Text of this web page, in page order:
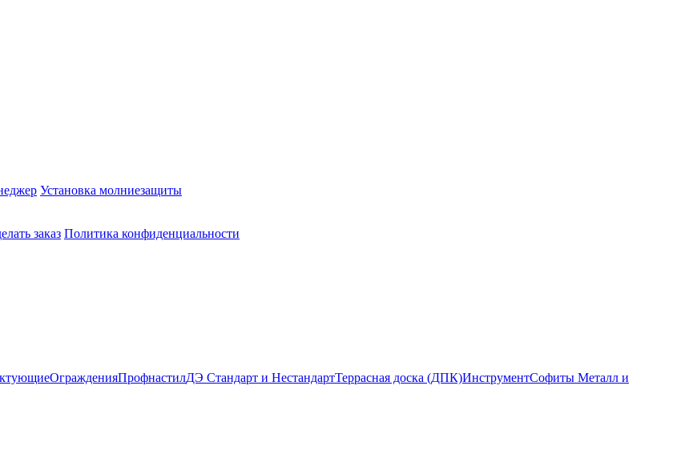
Установка молниезащиты
заказ Политика конфиденциальности
ОгражденияПрофнастилДЭ Стандарт и НестандартТеррасная доска (ДПК)ИнструментСофиты Металл и